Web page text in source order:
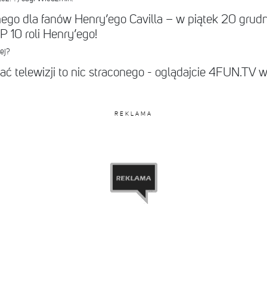
dla fanów Henry’ego Cavilla – w piątek 20
10 roli Henry’ego!
telewizji to nic straconego - oglądajcie 4FUN.TV
REKLAMA